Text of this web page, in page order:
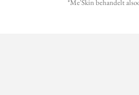
*Me'Skin behandelt